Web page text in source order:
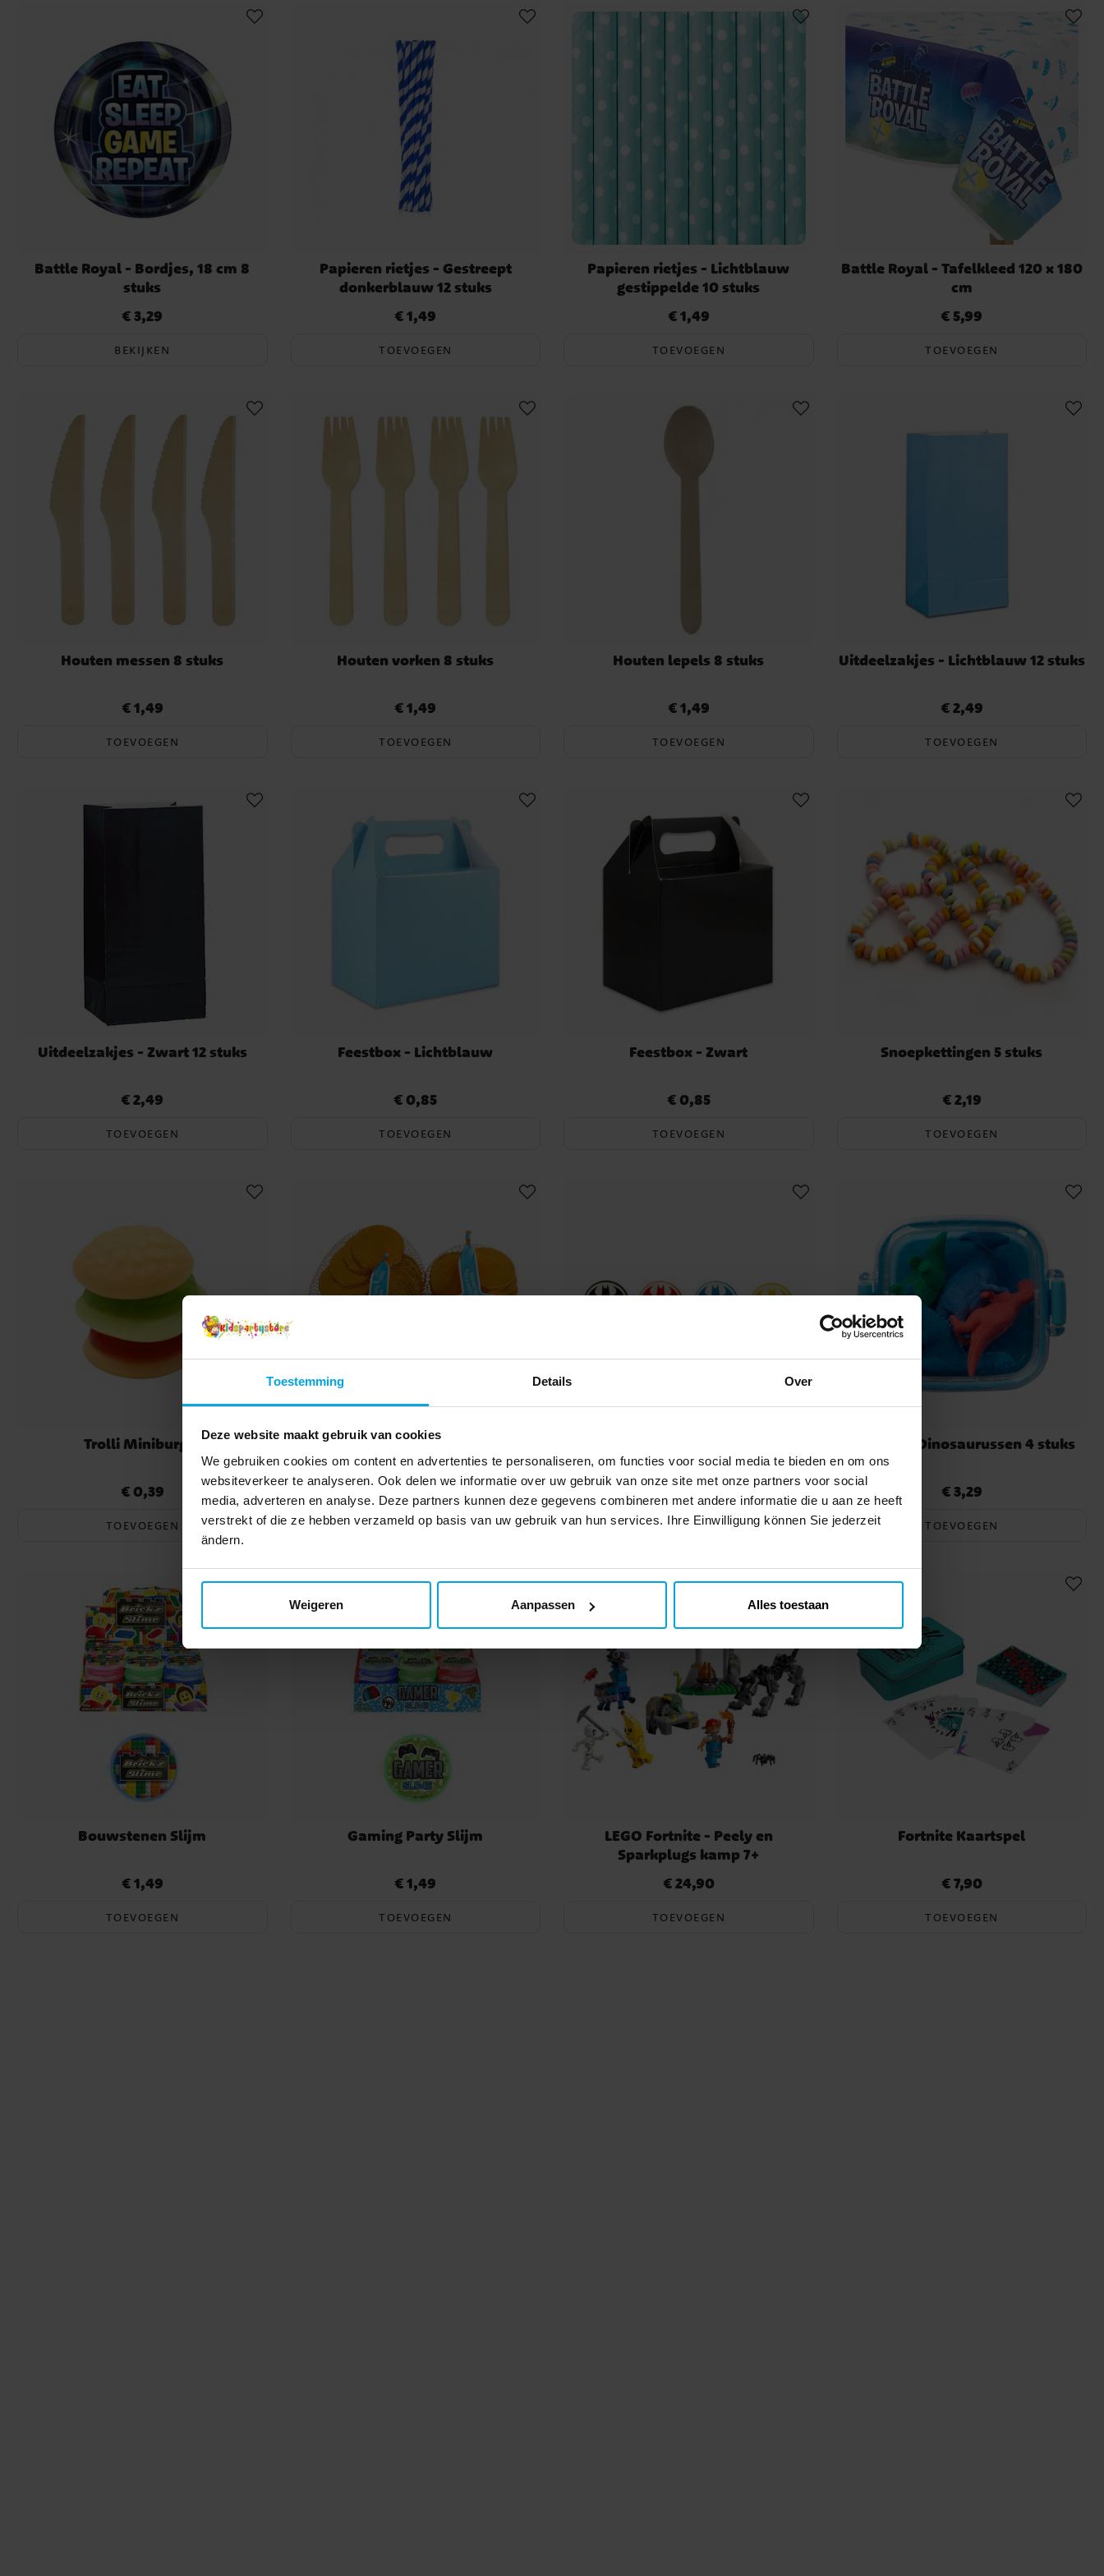
Toestemming Details Over
Deze website maakt gebruik van cookies
We gebruiken cookies om content en advertenties te personaliseren, om functies voor social media te bieden en om ons
websiteverkeer te analyseren. Ook delen we informatie over uw gebruik van onze site met onze partners voor social
media, adverteren en analyse. Deze partners kunnen deze gegevens combineren met andere informatie die u aan ze heeft
verstrekt of die ze hebben verzameld op basis van uw gebruik van hun services. Ihre Einwilligung können Sie jederzeit
ändern.
Weigeren Aanpassen Alles toestaan
over obstakels springen, onder netten kruipen en onderweg loot verzamelen. Of organiseer
een danswedstrijd waarin ze de bekende Fortnite-moves nadoen – wie het langst volhoudt
zonder te lachen of uit de maat te raken, wint!
Met ons Fortnite-thema wordt elk kinderfeestje een actief en onvergetelijk avontuur vol
plezier, beweging en spel. Ontdek ons assortiment Fortnite-feestartikelen en start je eigen
Victory Royale-feest!
Battle Royal - Bordjes, 18 cm 8
stuks
Prijs:€ 3,29
€ 3,29
BEKIJKEN
Papieren rietjes - Gestreept
donkerblauw 12 stuks
Prijs:€ 1,49
€ 1,49
TOEVOEGEN
Papieren rietjes - Lichtblauw
gestippelde 10 stuks
Prijs:€ 1,49
€ 1,49
TOEVOEGEN
Battle Royal - Tafelkleed 120 x 180
cm
Prijs:€ 5,99
€ 5,99
TOEVOEGEN
Houten messen 8 stuks
Prijs:€ 1,49
€ 1,49
TOEVOEGEN
Houten vorken 8 stuks
Prijs:€ 1,49
€ 1,49
TOEVOEGEN
Houten lepels 8 stuks
Prijs:€ 1,49
€ 1,49
TOEVOEGEN
Uitdeelzakjes - Lichtblauw 12 stuks
Prijs :€ 2,49
€ 2,49
TOEVOEGEN
Uitdeelzakjes - Zwart 12 stuks
Prijs:€ 2,49
€ 2,49
TOEVOEGEN
Feestbox - Lichtblauw
Prijs:€ 0,85
€ 0,85
TOEVOEGEN
Feestbox - Zwart
Prijs:€ 0,85
€ 0,85
TOEVOEGEN
Snoepkettingen 5 stuks
Prijs :€ 2,19
€ 2,19
TOEVOEGEN
Trolli Miniburger
Prijs:€ 0,39
€ 0,39
TOEVOEGEN
Chocolade Goudmunten 15 stuks
€ 3,49
TOEVOEGEN
€ 3,99
TOEVOEGEN
Gummen Dinosaurussen 4 stuks
Prijs:€ 3,29
€ 3,29
TOEVOEGEN
Bouwstenen Slijm
Prijs:€ 1,49
€ 1,49
TOEVOEGEN
Gaming Party Slijm
Prijs:€ 1,49
€ 1,49
TOEVOEGEN
LEGO Fortnite - Peely en
Sparkplugs kamp 7+
Prijs:€ 24,90
€ 24,90
TOEVOEGEN
Fortnite Kaartspel
Prijs:€ 7,90
€ 7,90
TOEVOEGEN